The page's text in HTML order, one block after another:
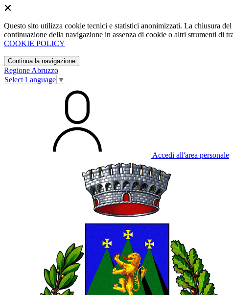
Questo sito utilizza cookie tecnici e statistici anonimizzati. La chiusura
continuazione della navigazione in assenza di cookie o altri strumenti di
COOKIE POLICY
Continua la navigazione
Regione Abruzzo
Select Language ▼
Accedi all'area personale